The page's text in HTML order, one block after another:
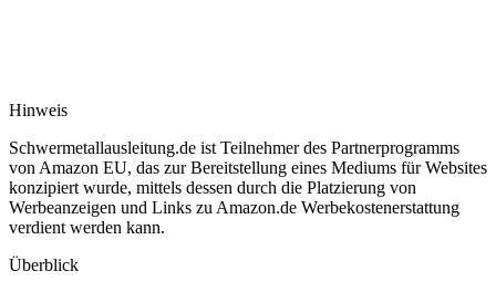
Hinweis
Schwermetallausleitung.de ist Teilnehmer des Partnerprogramms
von Amazon EU, das zur Bereitstellung eines Mediums für Websites
konzipiert wurde, mittels dessen durch die Platzierung von
Werbeanzeigen und Links zu Amazon.de Werbekostenerstattung
verdient werden kann.
Überblick